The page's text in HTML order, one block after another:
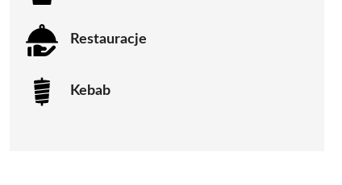
Restauracje
Kebab